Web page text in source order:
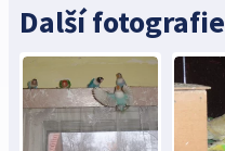
Další fotografie